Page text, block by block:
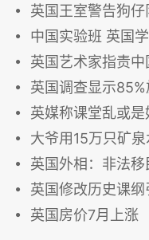
英国王室警告狗
中国实验班 英国
英国艺术家指责中
英国调查显示85%旅
英媒称课堂乱或
大爷用15万只矿
英国外相：非法
英国修改历史课纲
英国房价7月上涨